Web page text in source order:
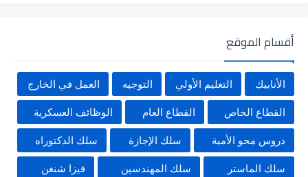
أقسام الموقع
الأنابيك التعليم الأولي التوجيه العمل في الخارج
القطاع الخاص القطاع العام الوظائف العسكرية
دروس محو الأمية سلك الإجازة سلك الدكتوراه
سلك الماستر سلك المهندسين فيزا شنغن